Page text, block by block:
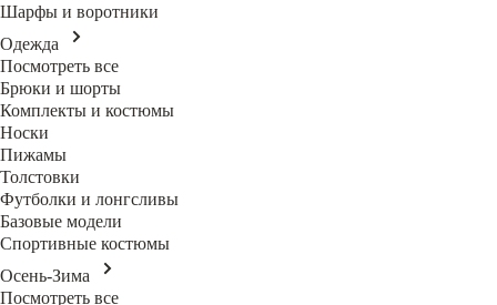
Шарфы и воротники
Одежда
Посмотреть все
Брюки и шорты
Комплекты и костюмы
Носки
Пижамы
Толстовки
Футболки и лонгсливы
Базовые модели
Спортивные костюмы
Осень-Зима
Посмотреть все